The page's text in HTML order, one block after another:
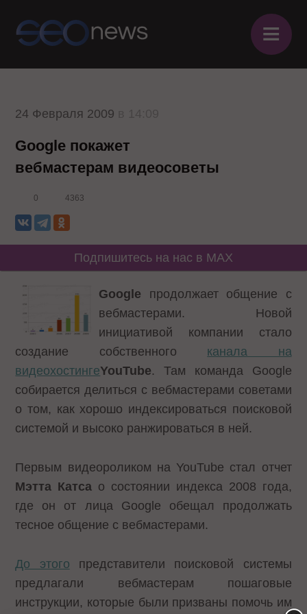
≡
24 Февраля 2009
Google покажет
вебмастерам видеосоветы
0 4363
Подпишитесь на нас в MAX
Google продолжает общение с
вебмастерами. Новой
инициативой компании стало
создание собственного канала на
видеохостингеYouTube. Там команда Google
собирается делиться с вебмастерами советами
о том, как хорошо индексироваться поисковой
системой и высоко ранжироваться в ней.
Первым видеороликом на YouTube стал отчет
Мэтта Катса о состоянии индекса 2008 года,
где он от лица Google обещал продолжать
тесное общение с вебмастерами.
До этого представители поисковой системы
предлагали вебмастерам пошаговые
инструкции, которые были призваны помочь им